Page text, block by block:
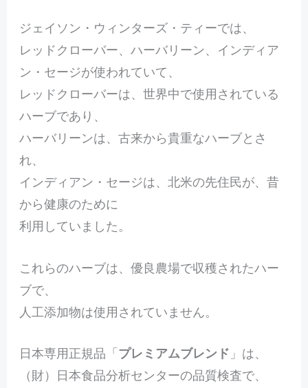
ジェイソン・ウィンターズ・ティーでは、
レッドクローバー、ハーバリーン、インディア
ン・セージが使われていて、
レッドクローバーは、世界中で使用されている
ハーブであり、
ハーバリーンは、古来から貴重なハーブとさ
れ、
インディアン・セージは、北米の先住民が、昔
から健康のために
利用していました。
これらのハーブは、優良農場で収穫されたハー
ブで、
人工添加物は使用されていません。
日本専用正規品「プレミアムブレンド 」は、
（財）日本食品分析センターの品質検査で、